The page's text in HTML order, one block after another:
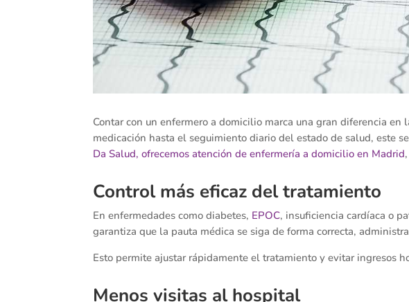
Contar con un enfermero a domicilio marca una gran diferencia
medicación hasta el seguimiento diario del estado de salud, este
Da Salud, ofrecemos atención de enfermería a domicilio en Madrid
Control más eficaz del tratamiento
En enfermedades como diabetes, EPOC, insuficiencia cardíaca o
garantiza que la pauta médica se siga de forma correcta,
Esto permite ajustar rápidamente el tratamiento y evitar ingresos
Menos visitas al hospital